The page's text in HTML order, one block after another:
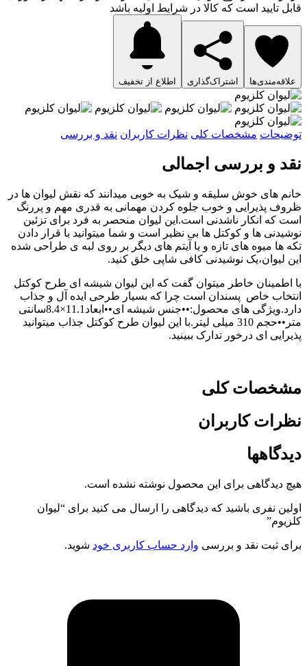
قابل تایید است که کالا در شرایط اولیه باشد
علاقه‌مندی‌ها اشتراک‌گذاری اطلاع از تخفیف
توضیحات مشخصات کلی نظرات کاربران نقد و بررسی
نقد و بررسی اجمالی
خانم های خوش سلیقه و شیک به خوبی میدانند که نقش لیوان ها در
ظروف پذیرایی و خوب جلوه کردن مهمانی به قدری مهم و پررنگ
است که انکار ناشدنی است.این لیوان منحصر به فرد برای تزئین
نوشیدنی ها و کوکتل ها بی نظیر است و شما میتوانید با قرار دادن
تکه ها میوه های تازه و یا آیتم های دیگر بر روی لبه ی طراحی شده
این لیوان،یک نوشیدنی کافی شاپی خلق کنید.
با اطمینان خاطر میتوان گفت که این لیوان شیشه ای طرح کوکتل
انتخاب خاص پسندان است چرا که بسیار طرحی ایده آل و جذاب
دارد.ویژگی های محصول:••جنس شیشه ای••ابعاد11.1×8.4سانتی
متر••حجم 310 میلی لیتر.با این لیوان طرح کوکتل جذاب میتوانید
پذیرایی ای درخور تدارک ببینید.
مشخصات کلی
نظرات کاربران
دیدگاهها
هیچ دیدگاهی برای این محصول نوشته نشده است.
اولین نفری باشید که دیدگاهی را ارسال می کنید برای “لیوان
کلزیوم”
برای ثبت نقد و بررسی وارد حساب کاربری خود شوید.